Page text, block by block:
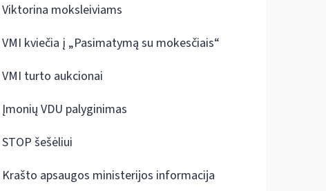
Viktorina moksleiviams
VMI kviečia į „Pasimatymą su mokesčiais“
VMI turto aukcionai
Įmonių VDU palyginimas
STOP šešėliui
Krašto apsaugos ministerijos informacija